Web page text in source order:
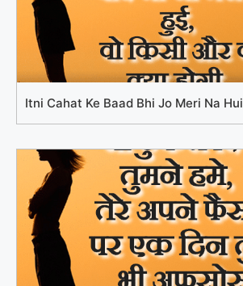
Itni Cahat Ke Baad Bhi Jo Meri Na Hui